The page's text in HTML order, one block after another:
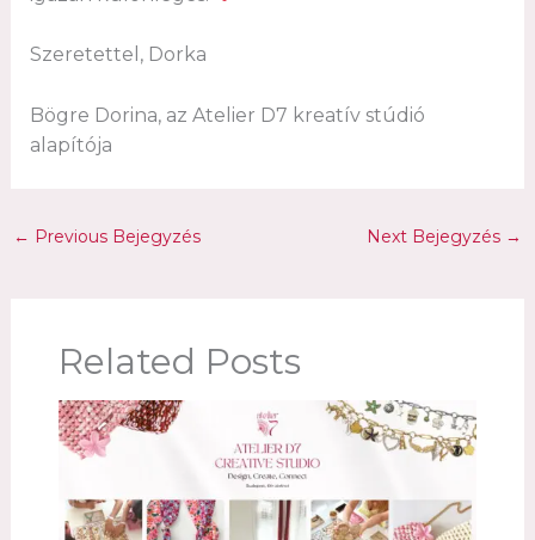
Szeretettel, Dorka
Bögre Dorina, az Atelier D7 kreatív stúdió
alapítója
← Previous Bejegyzés Next Bejegyzés →
Related Posts